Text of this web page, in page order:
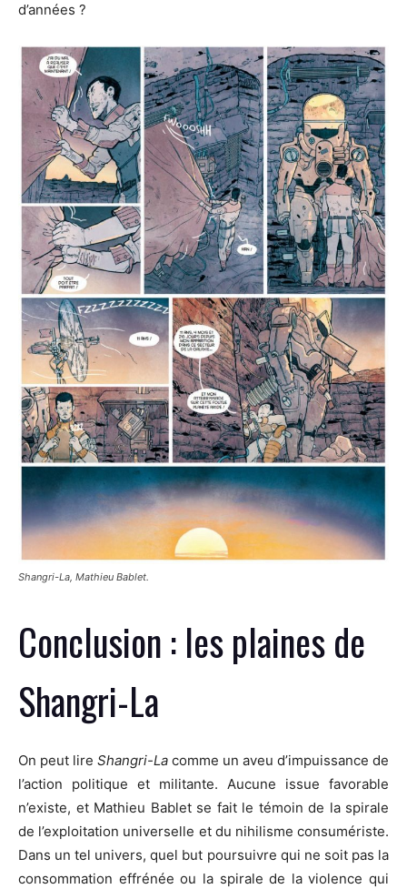
d’années ?
Shangri-La, Mathieu Bablet.
Conclusion : les plaines de
Shangri-La
On peut lire Shangri-La comme un aveu d’impuissance de
l’action politique et militante. Aucune issue favorable
n’existe, et Mathieu Bablet se fait le témoin de la spirale
de l’exploitation universelle et du nihilisme consumériste.
Dans un tel univers, quel but poursuivre qui ne soit pas la
consommation effrénée ou la spirale de la violence qui